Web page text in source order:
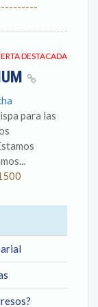
DESTACADA
para las